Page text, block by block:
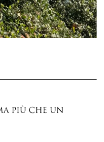
più che un